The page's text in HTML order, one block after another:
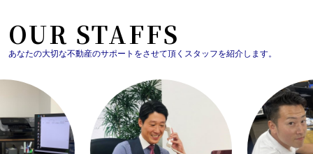
OUR STAFFS
あなたの大切な不動産のサポートをさせて頂くスタッフを紹介します。